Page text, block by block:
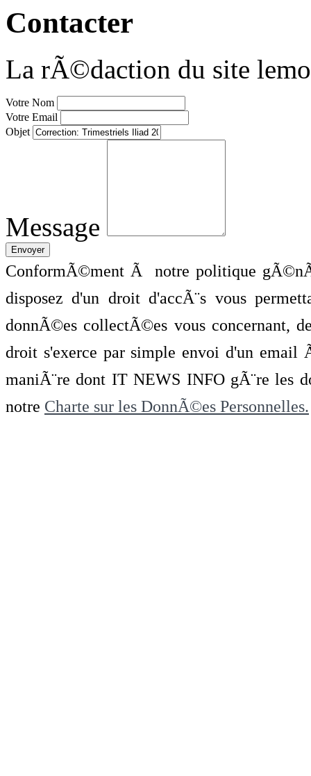
Contacter
La rÃ©daction du site
Votre Nom
Votre Email
Objet
Message
ConformÃ©ment Ã notre politique
disposez d'un droit d'accÃ¨s vous
donnÃ©es collectÃ©es vous concernant,
droit s'exerce par simple envoi d'un
maniÃ¨re dont IT NEWS INFO gÃ¨re les
notre Charte sur les DonnÃ©es Personnelles.